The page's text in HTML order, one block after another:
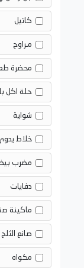
كاتيل
مـراوح
محضرة
حلة اكل
شواية
خلاط
مضرب
دفايات
ماكينة
صانع الثلج
مكواه